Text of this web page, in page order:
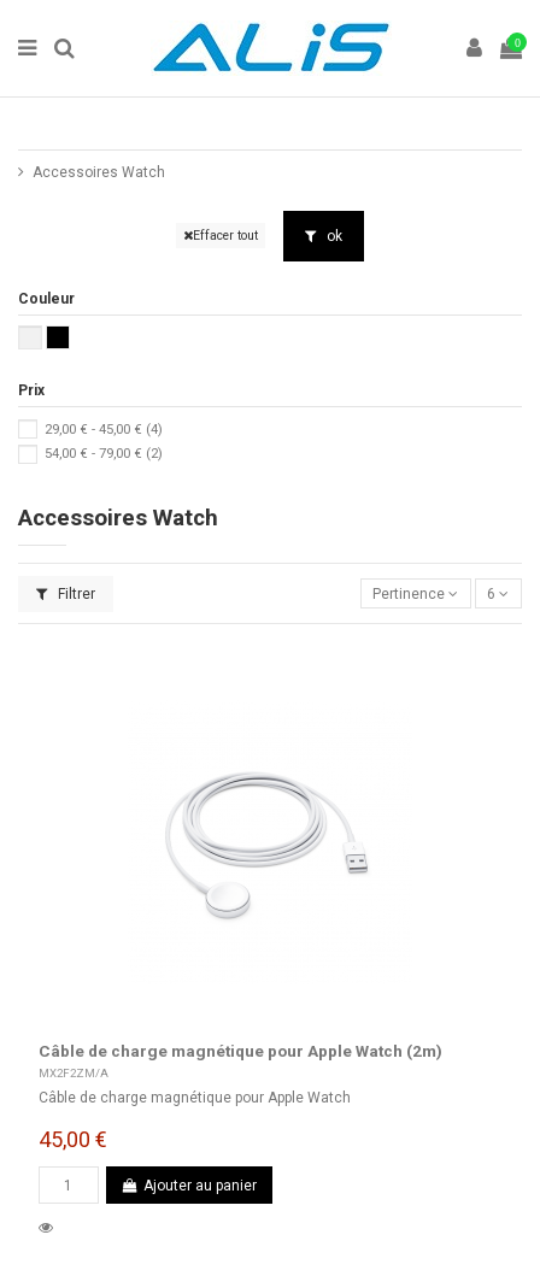
0
Accessoires Watch
Filtrer Pertinence 6
Câble de charge magnétique pour Apple Watch (2m)
MX2F2ZM/A
Câble de charge magnétique pour Apple Watch
45,00 €
Ajouter au panier
Accessoires Watch
Effacer tout ok
Couleur
Prix
29,00 € - 45,00 € (4)
54,00 € - 79,00 € (2)